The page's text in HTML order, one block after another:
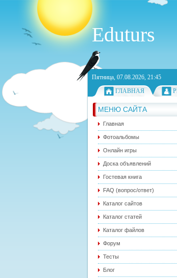
Eduturs
Пятница, 07.08.2026, 21:45
ГЛАВНАЯ
МЕНЮ САЙТА
Главная
Фотоальбомы
Онлайн игры
Доска объявлений
Гостевая книга
FAQ (вопрос/ответ)
Каталог сайтов
Каталог статей
Каталог файлов
Форум
Тесты
Блог